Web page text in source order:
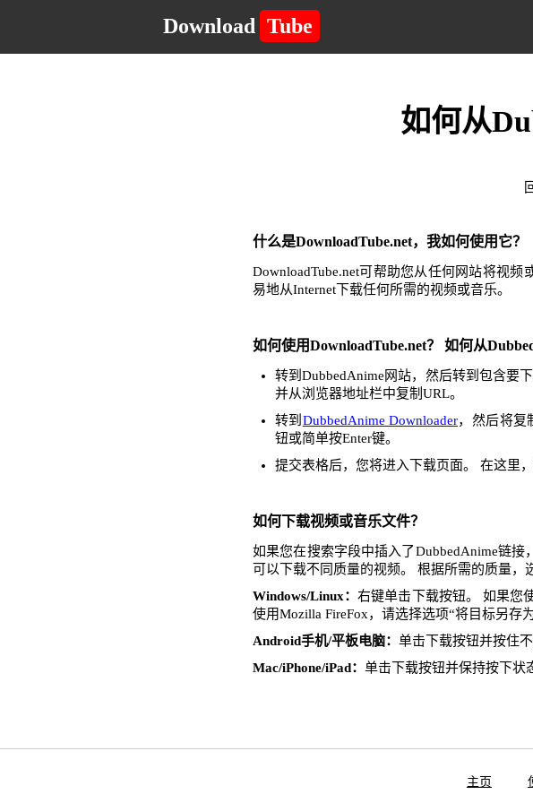
Download Tube
如何从
什么是DownloadTube.net，我如何使用它？
DownloadTube.net可帮助您从任何网站将视
易地从Internet下载任何所需的视频或音乐。
如何使用DownloadTube.net？ 如何从
转到DubbedAnime网站，然后转到包含要
并从浏览器地址栏中复制URL。
转到 DubbedAnime Downloader，然后将复
钮或简单按Enter键。
提交表格后，您将进入下载页面。 在这里
如何下载视频或音乐文件？
如果您在搜索字段中插入了DubbedAnime链
可以下载不同质量的视频。 根据所需的质量，
Windows/Linux：右键单击下载按钮。 如果您
使用Mozilla FireFox，请选择选项“将目标另存为
Android手机/平板电脑： 单击下载按钮并按住
Mac/iPhone/iPad： 单击下载按钮并保持按下状
主页